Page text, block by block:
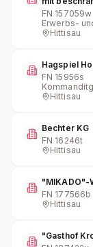
FN 157059w
Erwerbs-
Hittisau
Hagspiel
FN 15956s
Hittisau
Bechter KG
FN 16246t
Hittisau
"MIKADO"-
FN 177566b
Hittisau
"Gasthof